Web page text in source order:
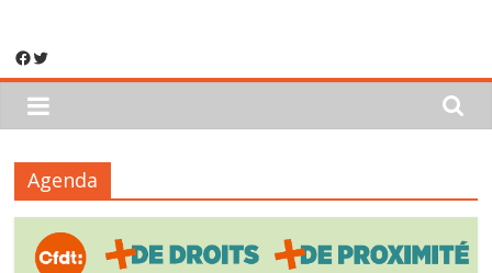
Facebook
Twitter
Agenda